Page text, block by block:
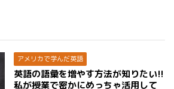
アメリカで学んだ英語
英語の語彙を増やす方法が知りたい!!
私が授業で密かにめっちゃ活用して